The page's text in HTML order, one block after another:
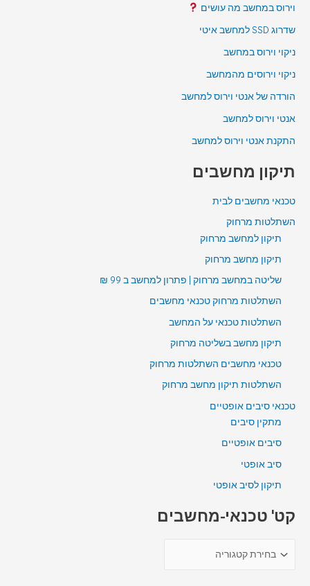
וירוס במחשב מה עושים
שדרוג SSD למחשב איטי
ניקוי וירוס במחשב
ניקוי וירוסים מהמחשב
הורדה של אנטי וירוס למחשב
אנטי וירוס למחשב
התקנת אנטי וירוס למחשב
תיקון מחשבים
טכנאי מחשבים לבית
השתלטות מרחוק
תיקון למחשב מרחוק
תיקון מחשב מרחוק
שליטה במחשב מרחוק | פתרון למחשב ב 99 ₪
השתלטות מרחוק טכנאי מחשבים
השתלטות טכנאי על המחשב
תיקון מחשב בשליטה מרחוק
טכנאי מחשבים השתלטות מרחוק
השתלטות תיקון מחשב מרחוק
טכנאי סיבים אופטיים
מתקין סיבים
סיבים אופטיים
סיב אופטי
תיקון לסיב אופטי
קט' טכנאי-מחשבים